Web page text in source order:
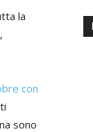
la
con
sono